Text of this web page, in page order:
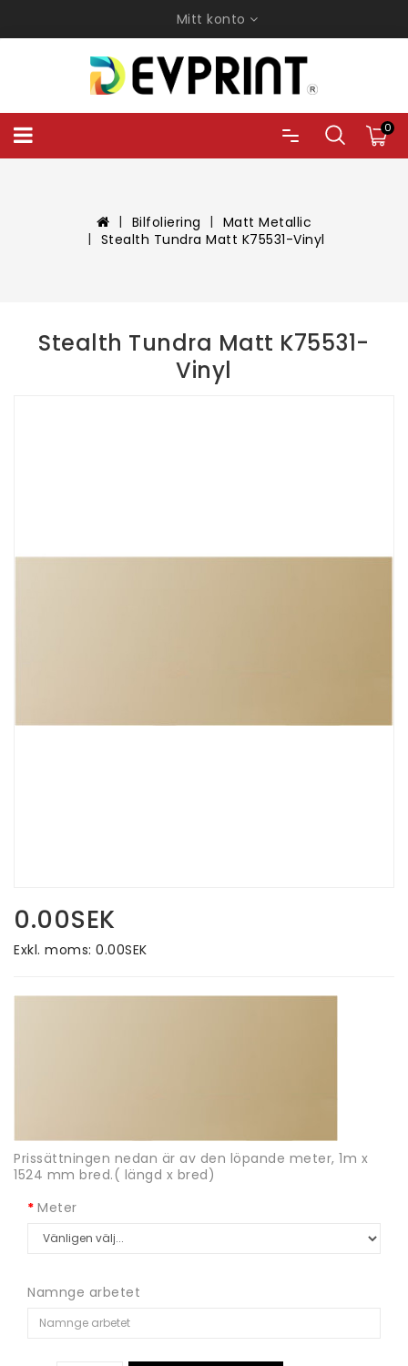
Mitt konto
0
Bilfoliering
Matt Metallic
Stealth Tundra Matt K75531-Vinyl
Stealth Tundra Matt K75531-
Vinyl
0.00SEK
Exkl. moms: 0.00SEK
Prissättningen nedan är av den löpande meter, 1m x
1524 mm bred.( längd x bred)
Meter
Namnge arbetet